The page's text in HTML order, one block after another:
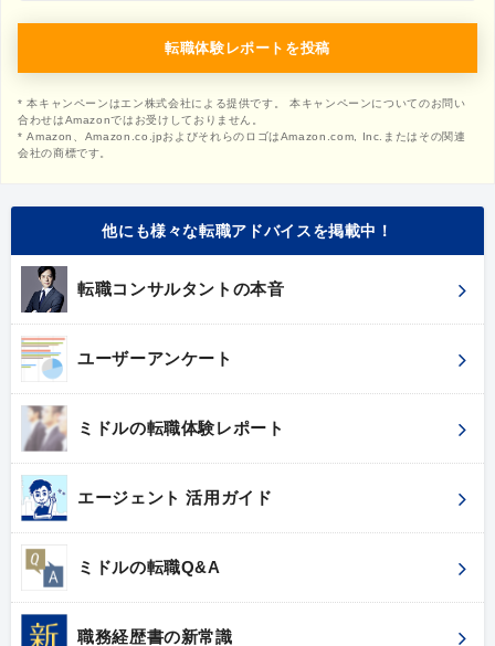
転職体験レポートを投稿
* 本キャンペーンはエン株式会社による提供です。 本キャンペーンについてのお問い
合わせはAmazonではお受けしておりません。
* Amazon、Amazon.co.jpおよびそれらのロゴはAmazon.com, Inc.またはその関連
会社の商標です。
他にも様々な転職アドバイスを掲載中！
転職コンサルタントの本音
ユーザーアンケート
ミドルの転職体験レポート
エージェント 活用ガイド
ミドルの転職Q&A
職務経歴書の新常識